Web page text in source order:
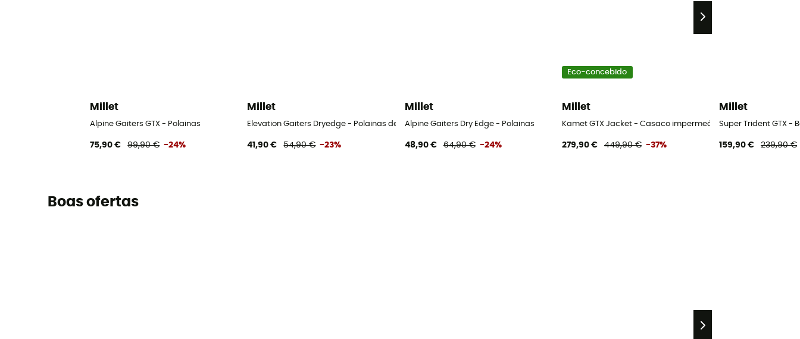
Millet
Alpine Gaiters GTX - Polainas
75,90 € 99,90 € -24%
Millet
Elevation Gaiters Dryedge - Polainas de caminhada
41,90 € 54,90 € -23%
Millet
Alpine Gaiters Dry Edge - Polainas
48,90 € 64,90 € -24%
Eco-concebido
Millet
Kamet GTX Jacket - Casaco impermeável homem
279,90 € 449,90 € -37%
Millet
Super Trident GTX -
159,90 € 239,90 €
Boas ofertas